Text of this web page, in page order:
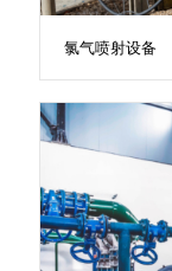
氯气喷射设备